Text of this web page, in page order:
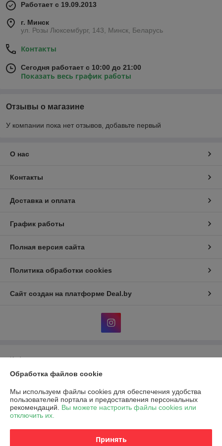
Работает с 19.09.2013
г. Минск
ул. Розы Люксембург, 143, Минск, Беларусь
Контакты
Сегодня работает с 10:00 до 21:00
Показать весь график работы
Отзывы о магазине
У компании пока нет отзывов, добавьте первый
О нас
Контакты
Доставка и оплата
График работы
Полная версия сайта
Политика обработки cookies
Сайт создан на платформе Deal.by
Информация для покупателя
Юридическое лицо:Общество с ограниченной ответственностью "Эко
РБ, 220037, г. Минск, ул. Фроликова, 8
Регистрационный номер ЕГР: 193572982
Регистрационный орган: Минский горисполком
Обработка файлов cookie
Мы используем файлы cookies для обеспечения удобства
пользователей портала и предоставления персональных
рекомендаций. Вы можете настроить файлы cookies или
отключить их.
Принять